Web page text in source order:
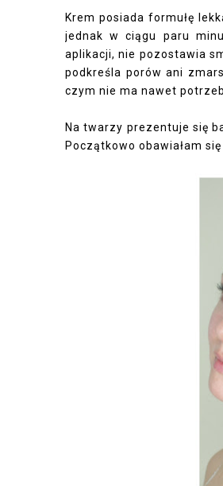
Krem posiada formułę
jednak w ciągu paru
aplikacji, nie pozostawia
podkreśla porów ani
czym nie ma nawet
Na twarzy prezentuje się
Początkowo obawiałam